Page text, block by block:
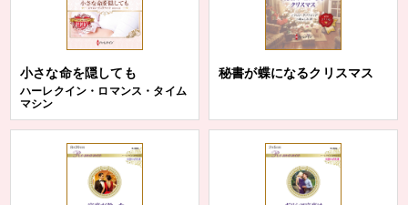
小さな命を隠しても
ハーレクイン・ロマンス・タイム
マシン
秘書が蝶になるクリスマス